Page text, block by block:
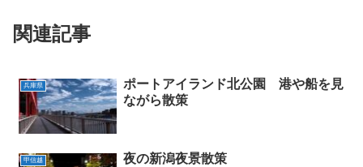
関連記事
兵庫県
ポートアイランド北公園 港や船を見
ながら散策
甲信越 夜の新潟夜景散策